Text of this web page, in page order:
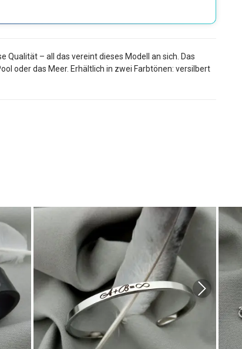
Qualität – all das vereint dieses Modell an sich. Das
oder das Meer. Erhältlich in zwei Farbtönen: versilbert